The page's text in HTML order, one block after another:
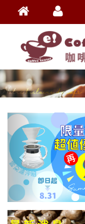
會員登入
忘記密碼
加入會員
VIP登入
VIP申請